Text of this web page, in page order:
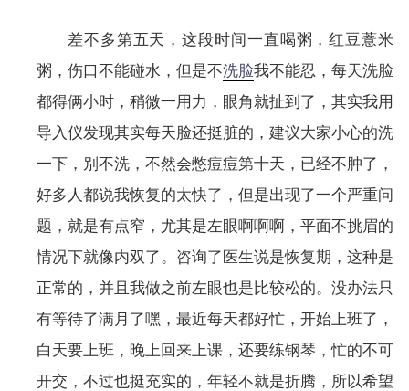
差不多第五天，这段时间一直喝粥，红豆薏米
粥，伤口不能碰水，但是不洗脸我不能忍，每天洗脸
都得俩小时，稍微一用力，眼角就扯到了，其实我用
导入仪发现其实每天脸还挺脏的，建议大家小心的洗
一下，别不洗，不然会憋痘痘第十天，已经不肿了，
好多人都说我恢复的太快了，但是出现了一个严重问
题，就是有点窄，尤其是左眼啊啊啊，平面不挑眉的
情况下就像内双了。咨询了医生说是恢复期，这种是
正常的，并且我做之前左眼也是比较松的。没办法只
有等待了满月了嘿，最近每天都好忙，开始上班了，
白天要上班，晚上回来上课，还要练钢琴，忙的不可
开交，不过也挺充实的，年轻不就是折腾，所以希望